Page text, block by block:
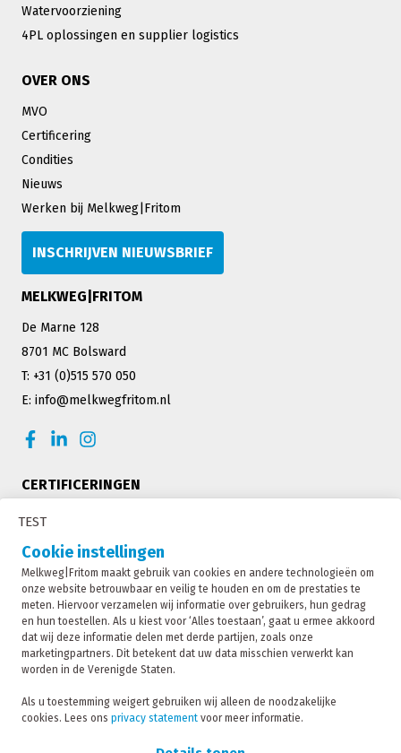
TEST
Cookie instellingen
Melkweg|Fritom maakt gebruik van cookies en andere technologieën om
onze website betrouwbaar en veilig te houden en om de prestaties te
meten. Hiervoor verzamelen wij informatie over gebruikers, hun gedrag
en hun toestellen. Als u kiest voor ‘Alles toestaan’, gaat u ermee akkoord
dat wij deze informatie delen met derde partijen, zoals onze
marketingpartners. Dit betekent dat uw data misschien verwerkt kan
worden in de Verenigde Staten.
Als u toestemming weigert gebruiken wij alleen de noodzakelijke
cookies. Lees onsprivacy statement voor meer informatie.
Watervoorziening
4PL oplossingen en supplier logistics
OVER ONS
MVO
Certificering
Condities
Nieuws
Werken bij Melkweg|Fritom
INSCHRIJVEN NIEUWSBRIEF
MELKWEG|FRITOM
De Marne 128
8701 MC Bolsward
T: +31 (0)515 570 050
E: info@melkwegfritom.nl
CERTIFICERINGEN
Melkweg|Fritom is onderdeel van de Fritom Group